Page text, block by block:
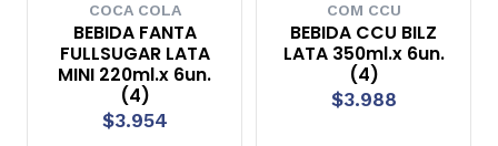
COCA COLA
BEBIDA FANTA
FULLSUGAR LATA
MINI 220ml.x 6un.
(4)
$3.954
COM CCU
BEBIDA CCU BILZ
LATA 350ml.x 6un.
(4)
$3.988